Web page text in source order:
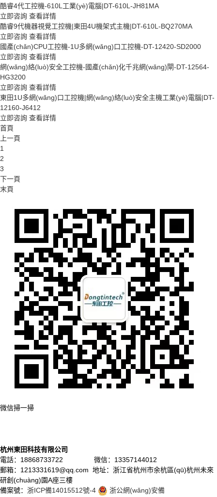
酷睿4代工控機-610L工業(yè)電腦|DT-610L-JH81MA
立即咨詢 查看詳情
酷睿9代機器視覺工控機|東田4U機架式主機|DT-610L-BQ270MA
立即咨詢 查看詳情
國產(chǎn)CPU工控機-1U多網(wǎng)口工控機-DT-12420-SD2000
立即咨詢 查看詳情
網(wǎng)絡(luò)安全工控機-國產(chǎn)化千兆網(wǎng)閘-DT-12564-
HG3200
立即咨詢 查看詳情
東田1U多網(wǎng)口工控機|網(wǎng)絡(luò)安全主機工業(yè)電腦|DT-
12160-J6412
立即咨詢 查看詳情
首頁
上一頁
1
2
3
下一頁
末頁
微信掃一掃
杭州東田科技有限公司
電話：18868733722 微信：13357144012
郵箱：1213331619@qq.com 地址：浙江省杭州市余杭區(qū)杭州未來
研創(chuàng)園A座三樓
備案號： 浙ICP備14015512號-4
浙公網(wǎng)安備